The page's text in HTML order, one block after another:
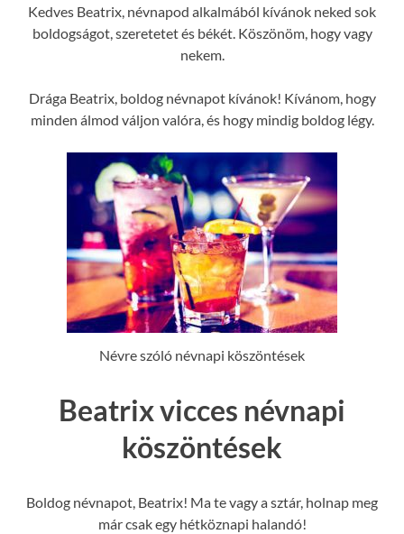
Kedves Beatrix, névnapod alkalmából kívánok neked sok
boldogságot, szeretetet és békét. Köszönöm, hogy vagy
nekem.
Drága Beatrix, boldog névnapot kívánok! Kívánom, hogy
minden álmod váljon valóra, és hogy mindig boldog légy.
Névre szóló névnapi köszöntések
Beatrix vicces névnapi
köszöntések
Boldog névnapot, Beatrix! Ma te vagy a sztár, holnap meg
már csak egy hétköznapi halandó!